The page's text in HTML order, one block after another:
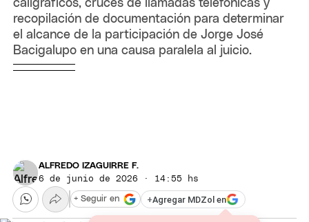
caligráficos, cruces de llamadas telefónicas y
recopilación de documentación para determinar
el alcance de la participación de Jorge José
Bacigalupo en una causa paralela al juicio.
ALFREDO IZAGUIRRE F.
6 de junio de 2026 · 14:55 hs
+Agregar MDZol en
+ Seguir en